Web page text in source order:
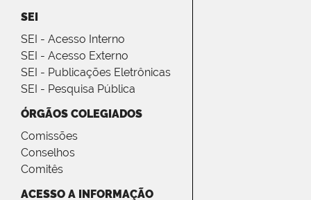
SEI
SEI - Acesso Interno
SEI - Acesso Externo
SEI - Publicações Eletrônicas
SEI - Pesquisa Pública
ÓRGÃOS COLEGIADOS
Comissões
Conselhos
Comitês
ACESSO A INFORMAÇÃO